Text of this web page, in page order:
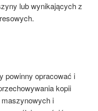
lub wynikających z
powinny opracować i
kopii
i